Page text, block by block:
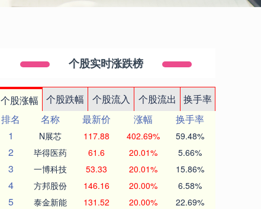
个股实时涨跌榜
个股涨幅 个股跌幅 个股流入 个股流出
换手率
排名
名称 最新价 涨幅
换手率
1
N展芯 117.88 402.69% 59.48%
2 毕得医药 61.6 20.01% 5.66%
3 一博科技 53.33 20.01% 15.86%
4 方邦股份 146.16 20.00% 6.58%
5 泰金新能 131.52 20.00% 22.69%